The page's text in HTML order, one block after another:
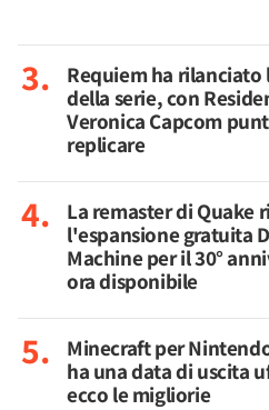
Requiem ha
della serie, con
Veronica Capcom
replicare
La remaster di Quake
l'espansione gratuita
Machine per il 30°
ora disponibile
Minecraft per
ha una data di uscita
ecco le migliorie